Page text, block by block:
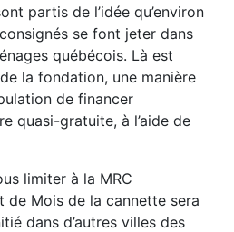
partis de l’idée qu’environ
se font jeter dans
québécois. Là est
la fondation, une manière
de financer
quasi-gratuite, à l’aide de
limiter à la MRC
de Mois de la cannette sera
dans d’autres villes des